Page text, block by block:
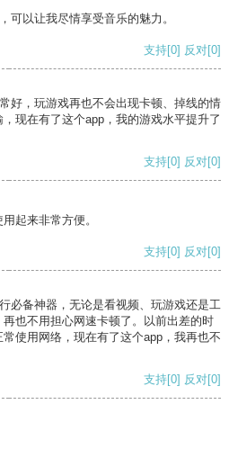
可以让我尽情享受音乐的魅力。
支持[0] 反对[0]
好，玩游戏再也不会出现卡顿、掉线的情
现在有了这个app，我的游戏水平提升了
支持[0] 反对[0]
起来非常方便。
支持[0] 反对[0]
必备神器，无论是看视频、玩游戏还是工
也不用担心网速卡顿了。以前出差的时
使用网络，现在有了这个app，我再也不
支持[0] 反对[0]